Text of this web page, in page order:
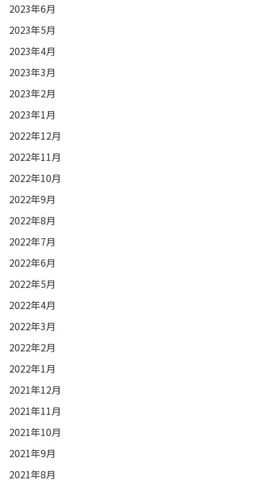
2023年6月
2023年5月
2023年4月
2023年3月
2023年2月
2023年1月
2022年12月
2022年11月
2022年10月
2022年9月
2022年8月
2022年7月
2022年6月
2022年5月
2022年4月
2022年3月
2022年2月
2022年1月
2021年12月
2021年11月
2021年10月
2021年9月
2021年8月